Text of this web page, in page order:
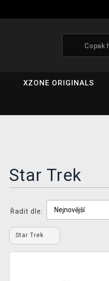
XZONE ORIGINALS
Star Trek
Řadit dle:
Star Trek